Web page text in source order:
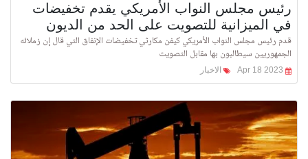
رئيس مجلس النواب الأمريكي يقدم تخفيضات
في الميزانية للتصويت على الحد من الديون
قدم رئيس مجلس النواب الأمريكي كيفن مكارثي تخفيضات الإنفاق التي قال إن زملائه
الجمهوريين سيطالبون بها مقابل التصويت
الاخبار